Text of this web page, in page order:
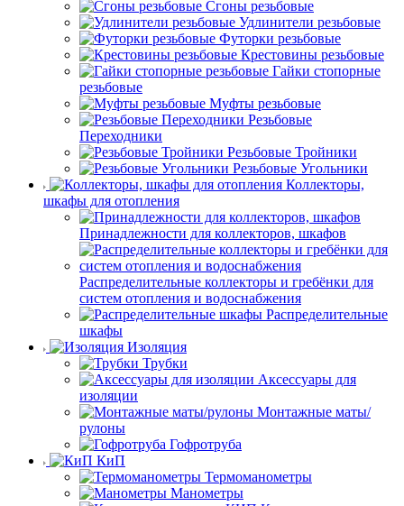
Сгоны резьбовые
Удлинители резьбовые
Футорки резьбовые
Крестовины резьбовые
Гайки стопорные
резьбовые
Муфты резьбовые
Резьбовые
Переходники
Резьбовые Тройники
Резьбовые Угольники
Коллекторы,
шкафы для отопления
Принадлежности для коллекторов, шкафов
Распределительные коллекторы и гребёнки для
систем отопления и водоснабжения
Распределительные
шкафы
Изоляция
Трубки
Аксессуары для
изоляции
Монтажные маты/
рулоны
Гофротруба
КиП
Термоманометры
Манометры